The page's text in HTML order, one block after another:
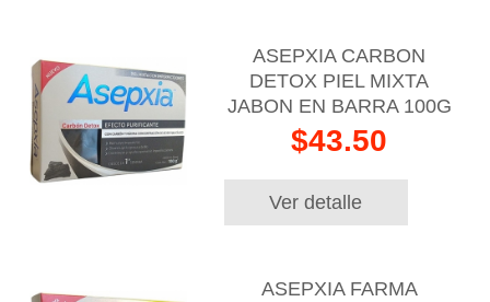
ASEPXIA CARBON
DETOX PIEL MIXTA
JABON EN BARRA 100G
$43.50
Ver detalle
ASEPXIA FARMA